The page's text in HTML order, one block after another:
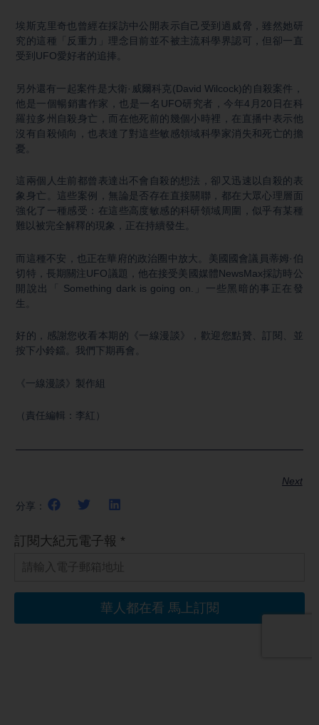
埃斯克里奇也曾經在採訪中公開表示自己受到過威脅，雖然她研
究的這種「反重力」理念目前並不被主流科學界認可，但卻一直
受到UFO愛好者的追捧。
另外還有一起案件是大衛·威爾科克(David Wilcock)的自殺案件，
他是一個暢銷書作家，也是一名UFO研究者，今年4月20日在科
羅拉多州自殺身亡，而在他死前的幾個小時裡，在直播中表示他
沒有自殺傾向，也表達了對這些敏感領域科學家消失和死亡的擔
憂。
這兩個人生前都曾表達出不會自殺的想法，卻又迅速以自殺的表
象身亡。這些案例，無論是否存在直接關聯，都在大眾心理層面
強化了一種感受：在這些高度敏感的科研領域周圍，似乎有某種
難以被完全解釋的現象，正在持續發生。
而這種不安，也正在華府的政治圈中放大。美國國會議員蒂姆·伯
切特，長期關注UFO議題，他在接受美國媒體NewsMax採訪時公
開說出「 Something dark is going on.」一些黑暗的事正在發
生。
好的，感謝您收看本期的《一線漫談》，歡迎您點贊、訂閱、並
按下小鈴鐺。我們下期再會。
《一線漫談》製作組
（責任編輯：李紅）
Next
分享：